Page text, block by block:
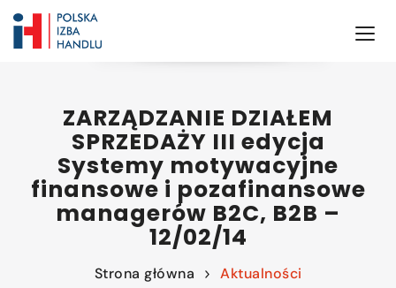
ZARZĄDZANIE DZIAŁEM
SPRZEDAŻY III edycja
Systemy motywacyjne
finansowe i pozafinansowe
managerów B2C, B2B –
12/02/14
Strona główna Aktualności